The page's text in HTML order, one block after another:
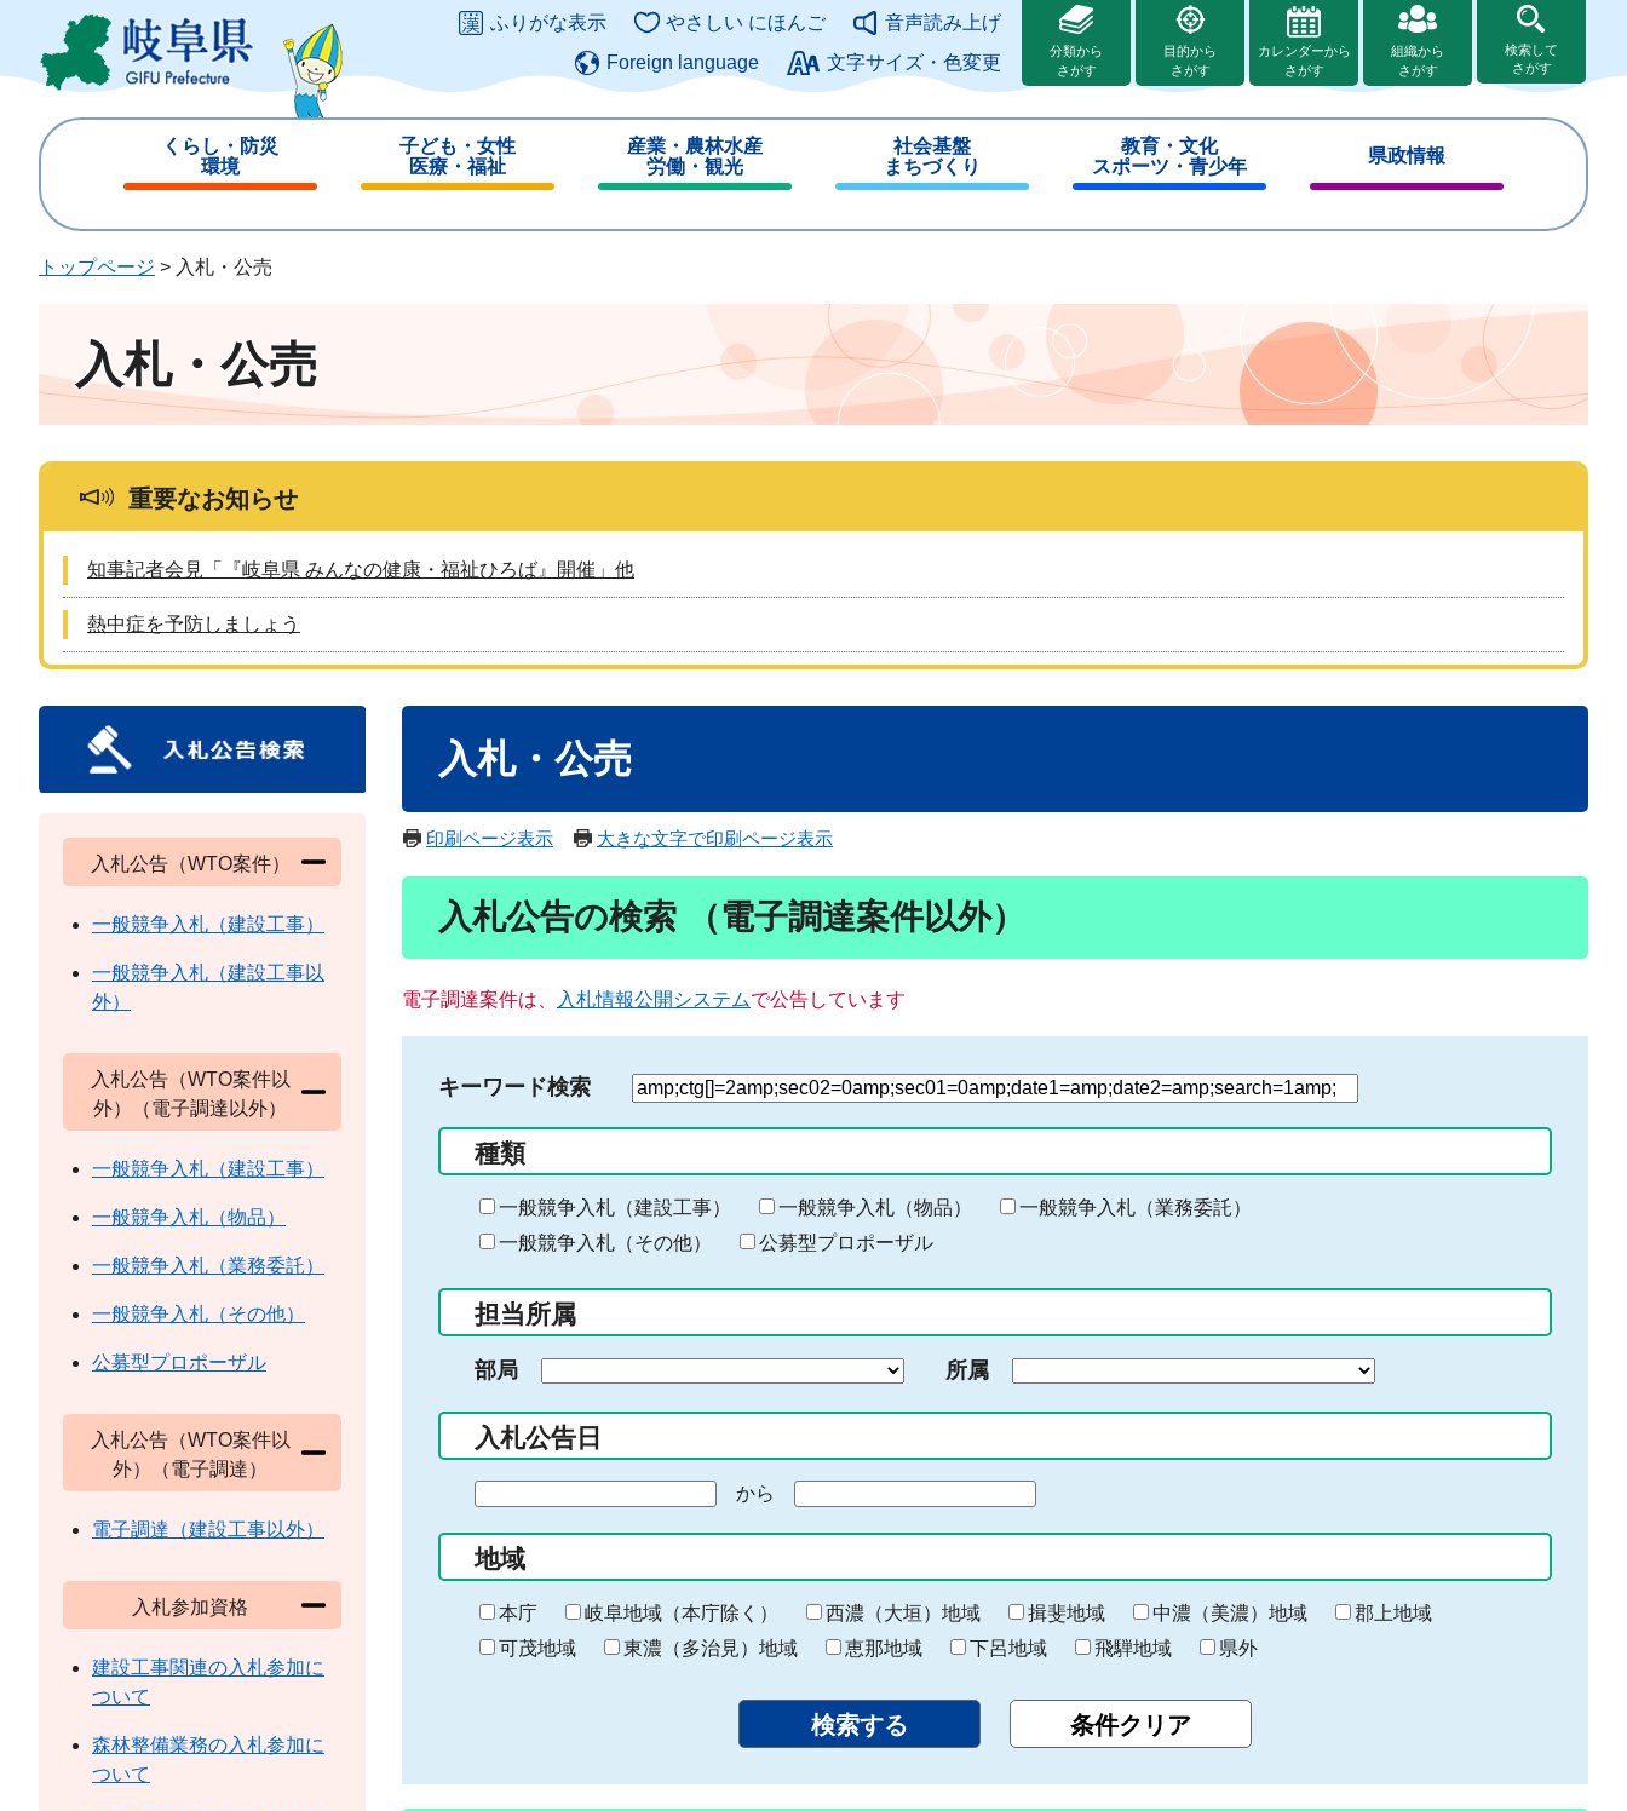
ジ
ュ
このページの本文へ
ふりがな表示 やさしい にほんご
音声読み上げ
Foreign language
文字サイズ・色変更
分類から
さがす
目的から
さがす
カレンダーから
さがす
組織から
さがす
検索して
さがす
くらし・防災
環境
じ
子ども・女性
医療・福祉
じ
産業・農林水産
労働・観光
じ
社会基盤
まちづくり
じ
教育・文化
スポーツ・青少年
じ
県政情報
じ
トップページ > 入札・公売
入札・公売
重要なお知らせ
知事記者会見「『岐阜県 みんなの健康・福祉ひろば』開催」他
熱中症を予防しましょう
入札・公売
印刷ページ表示 大きな文字で印刷ページ表示
入札公告の検索 （電子調達案件以外）
電子調達案件は、 入札情報公開システムで公告しています
キーワード検索
検
る
キ
ー
ー
入
力
種類
一般競争入札（建設工事） 一般競争入札（物品）
一般競争入札（業務委託）
一般競争入札（その他）
公募型プロポーザル
担当所属
部局 所属
入札公告日
の
始
ま
り
から
終
わ
り
地域
本庁 岐阜地域（本庁除く） 西濃（大垣）地域 揖斐地域 中濃（美濃）地域
郡上地域
可茂地域
東濃（多治見）地域 恵那地域 下呂地域 飛騨地域 県外
入札公告（WTO案件）
一般競争入札（建設工事）
一般競争入札（建設工事以
外）
入札公告（WTO案件以
外）（電子調達以外）
一般競争入札（建設工事）
一般競争入札（物品）
一般競争入札（業務委託）
一般競争入札（その他）
公募型プロポーザル
入札公告（WTO案件以
外）（電子調達）
電子調達（建設工事以外）
入札参加資格
建設工事関連の入札参加に
ついて
森林整備業務の入札参加に
ついて